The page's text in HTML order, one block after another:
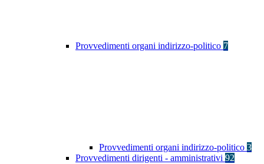
Provvedimenti organi indirizzo-politico 7
Provvedimenti organi indirizzo-politico 3
Provvedimenti dirigenti - amministrativi 92